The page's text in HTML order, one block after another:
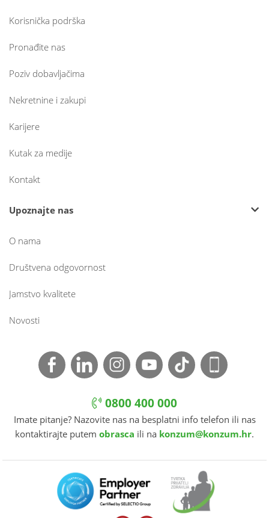
Korisnička podrška
Pronađite nas
Poziv dobavljačima
Nekretnine i zakupi
Karijere
Kutak za medije
Kontakt
Upoznajte nas
O nama
Društvena odgovornost
Jamstvo kvalitete
Novosti
0800 400 000
Imate pitanje? Nazovite nas na besplatni info telefon ili nas
kontaktirajte putem obrasca ili na konzum@konzum.hr.